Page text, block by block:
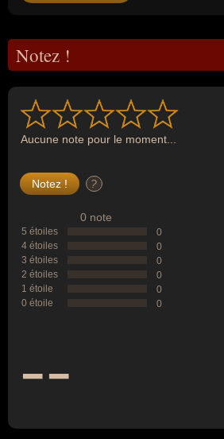
Notez !
Aucune note pour le moment...
?
0 note
5 étoiles
0
4 étoiles
0
3 étoiles
0
2 étoiles
0
1 étoile
0
0 étoile
0
--